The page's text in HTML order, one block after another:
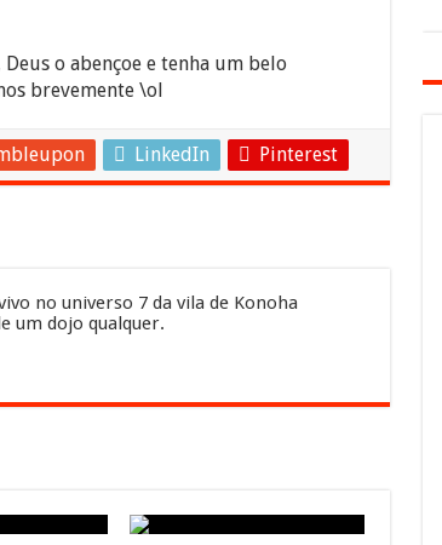
o abençoe e tenha um belo
brevemente \ol
LinkedIn Pinterest
no universo 7 da vila de Konoha
um dojo qualquer.